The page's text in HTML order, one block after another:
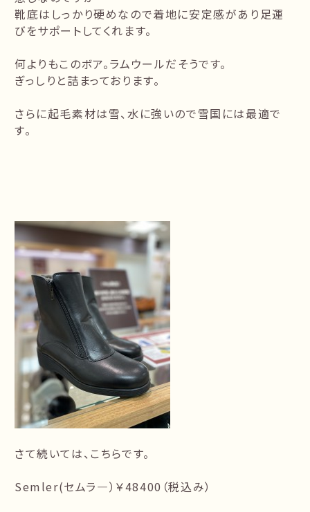
靴底はしっかり硬めなので着地に安定感があり足運
びをサポートしてくれます。
何よりもこのボア。ラムウールだそうです。
ぎっしりと詰まっております。
さらに起毛素材は雪、水に強いので雪国には最適で
す。
さて続いては、こちらです。
Semler(セムラ―）￥48400（税込み）